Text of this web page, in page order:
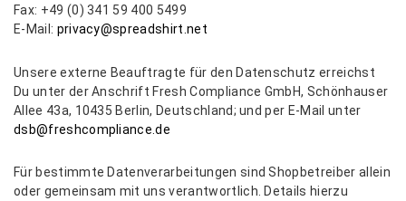
Fax: +49 (0) 341 59 400 5499
E-Mail: privacy@spreadshirt.net
Unsere externe Beauftragte für den Datenschutz erreichst
Du unter der Anschrift Fresh Compliance GmbH, Schönhauser
Allee 43a, 10435 Berlin, Deutschland; und per E-Mail unter
dsb@freshcompliance.de
Für bestimmte Datenverarbeitungen sind Shopbetreiber allein
oder gemeinsam mit uns verantwortlich. Details hierzu